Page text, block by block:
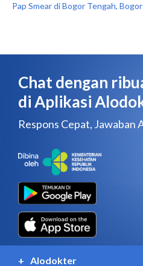
Pap Smear di Bogor Tengah, Bogor